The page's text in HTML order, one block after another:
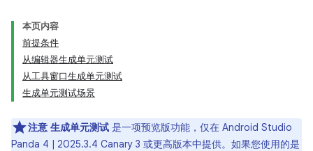
本页内容
前提条件
从编辑器生成单元测试
从工具窗口生成单元测试
生成单元测试场景
注意 生成单元测试 是一项预览版功能，仅在 Android Studio
Panda 4 | 2025.3.4 Canary 3 或更高版本中提供。如果您使用的是